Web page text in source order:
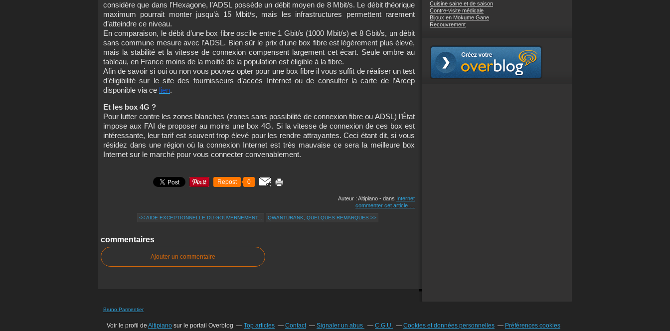
considère que dans l’Hexagone, l’ADSL possède un débit moyen de 8 Mbit/s. Le débit théorique
maximum pourrait monter jusqu’à 15 Mbit/s, mais les infrastructures permettent rarement
d’atteindre ce niveau.
En comparaison, le débit d’une box fibre oscille entre 1 Gbit/s (1000 Mbit/s) et 8 Gbit/s, un débit
sans commune mesure avec l’ADSL. Bien sûr le prix d’une box fibre est légèrement plus élevé,
mais la stabilité et la vitesse de connexion compensent largement cet écart. Seule ombre au
tableau, en France moins de la moitié de la population est éligible à la fibre.
Afin de savoir si oui ou non vous pouvez opter pour une box fibre il vous suffit de réaliser un test
d’éligibilité sur le site des fournisseurs d’accès Internet ou de consulter la carte de l’Arcep
disponible via ce lien.
Et les box 4G ?
Pour lutter contre les zones blanches (zones sans possibilité de connexion fibre ou ADSL) l’État
impose aux FAI de proposer au moins une box 4G. Si la vitesse de connexion de ces box est
intéressante, leur tarif est souvent trop élevé pour les rendre attrayantes. Ceci étant dit, si vous
résidez dans une région où la connexion Internet est très mauvaise ce sera la meilleure box
Internet sur le marché pour vous connecter convenablement.
Repost 0
Auteur : Altipiano - dans Internet
commenter cet article
<< AIDE EXCEPTIONNELLE DU GOUVERNEMENT... QWANTURANK, QUELQUES REMARQUES >>
commentaires
Ajouter un commentaire
Cuisine saine et de saison
Contre-visite médicale
Bijoux en Mokume Gane
Recouvrement
Bruno Parmentier
Voir le profil de Altipiano sur le portail Overblog Top articles Contact Signaler un abus C.G.U. Cookies et données personnelles Préférences cookies